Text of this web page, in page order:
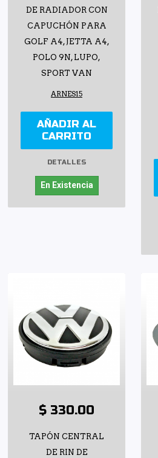
DE RADIADOR CON
CAPUCHÓN PARA
GOLF A4, JETTA A4,
POLO 9N, LUPO,
SPORT VAN
ARNES15
AÑADIR AL
CARRITO
DETALLES
En Existencia
$ 330.00
TAPÓN CENTRAL
DE RIN DE